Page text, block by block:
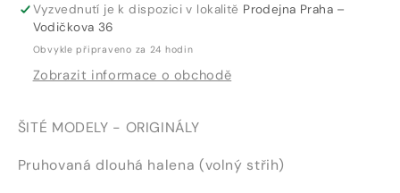
Vyzvednutí je k dispozici v lokalitě Prodejna Praha –
Vodičkova 36
Obvykle připraveno za 24 hodin
Zobrazit informace o obchodě
ŠITÉ MODELY - ORIGINÁLY
Pruhovaná dlouhá halena (volný střih)